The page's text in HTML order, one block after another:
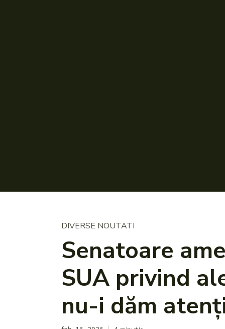
DIVERSE NOUTATI
Senatoare
SUA privind
nu-i dăm